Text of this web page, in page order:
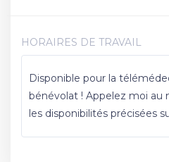
HORAIRES DE TRAVAIL
Disponible pour la
bénévolat ! Appelez moi au
les disponibilités précisées